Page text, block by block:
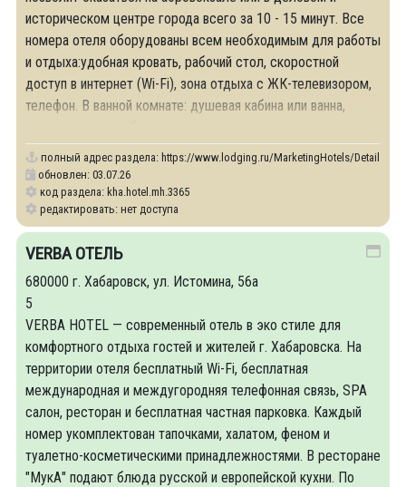
историческом центре города всего за 10 - 15 минут. Все
номера отеля оборудованы всем необходимым для работы
и отдыха:удобная кровать, рабочий стол, скоростной
доступ в интернет (Wi-Fi), зона отдыха с ЖК-телевизором,
телефон. В ванной комнате: душевая кабина или ванна,
полный адрес раздела: https://www.lodging.ru/MarketingHotels/Details/
обновлен: 03.07.26
код раздела: kha.hotel.mh.3365
редактировать: нет доступа
VERBA ОТЕЛЬ
680000 г. Хабаровск, ул. Истомина, 56а
5
VERBA HOTEL — современный отель в эко стиле для
комфортного отдыха гостей и жителей г. Хабаровска. На
территории отеля бесплатный Wi-Fi, бесплатная
международная и междугородняя телефонная связь, SPA
салон, ресторан и бесплатная частная парковка. Каждый
номер укомплектован тапочками, халатом, феном и
туалетно-косметическими принадлежностями. В ресторане
"МукА" подают блюда русской и европейской кухни. По